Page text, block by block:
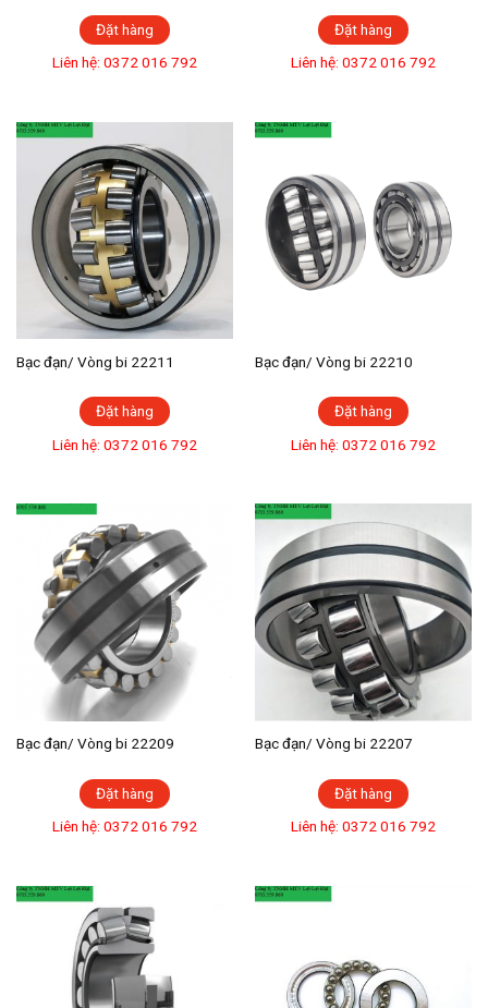
Đặt hàng
Liên hệ: 0372 016 792
Đặt hàng
Liên hệ: 0372 016 792
Bạc đạn/ Vòng bi 22211
Đặt hàng
Liên hệ: 0372 016 792
Bạc đạn/ Vòng bi 22210
Đặt hàng
Liên hệ: 0372 016 792
Bạc đạn/ Vòng bi 22209
Đặt hàng
Liên hệ: 0372 016 792
Bạc đạn/ Vòng bi 22207
Đặt hàng
Liên hệ: 0372 016 792